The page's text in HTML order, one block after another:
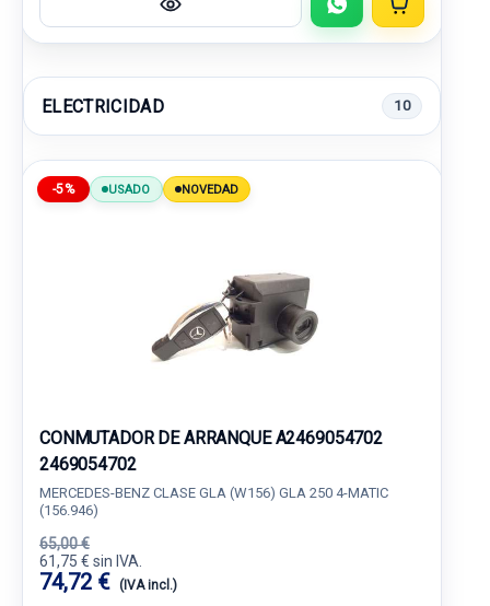
ELECTRICIDAD 10
-5% USADO NOVEDAD
CONMUTADOR DE ARRANQUE A2469054702
2469054702
MERCEDES-BENZ CLASE GLA (W156) GLA 250 4-MATIC
(156.946)
65,00 €
61,75 € sin IVA.
74,72 € (IVA incl.)